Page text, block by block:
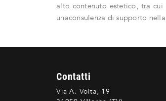
alto contenuto estetico, tra
unaconsulenza di supporto
Contatti
Via A. Volta, 19